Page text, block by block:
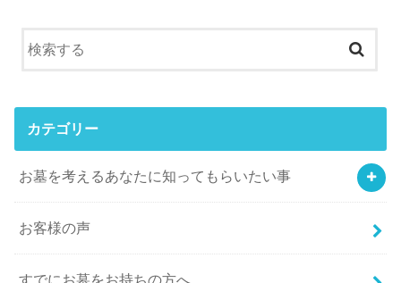
カテゴリー
お墓を考えるあなたに知ってもらいたい事
お客様の声
すでにお墓をお持ちの方へ